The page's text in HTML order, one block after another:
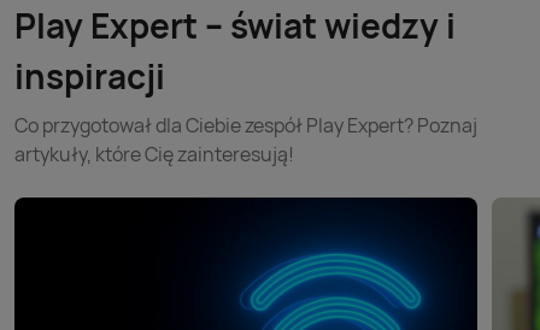
Play Expert – świat wiedzy i
inspiracji
Co przygotował dla Ciebie zespół Play Expert? Poznaj
artykuły, które Cię zainteresują!